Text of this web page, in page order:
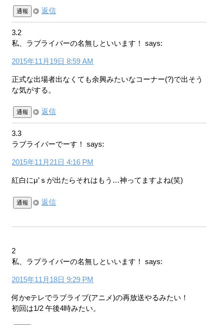
通報 返信
3.2
私、ラブライバーの名無しといいます！
says:
2015年11月19日 8:59 AM
正式な出場者出なくても余興みたいなコーナー(?)で出そう
な気がする。
通報 返信
3.3
ラブライバーでーす！
says:
2015年11月21日 4:16 PM
紅白にμ’ｓが出たらそれはもう…神ってますよね(笑)
通報 返信
2
私、ラブライバーの名無しといいます！
says:
2015年11月18日 9:29 PM
何かeテレでラブライブ(アニメ)の再放送やるみたい！
初回は1/2 午後4時みたい。